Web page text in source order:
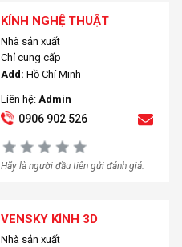
KÍNH NGHỆ THUẬT
Nhà sản xuất
Chỉ cung cấp
Add: Hồ Chí Minh
Liên hệ:Admin
0906 902 526
Hãy là người đầu tiên gửi đánh giá.
VENSKY KÍNH 3D
Nhà sản xuất